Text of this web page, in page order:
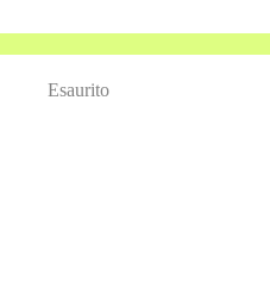
Vai
Esaurito